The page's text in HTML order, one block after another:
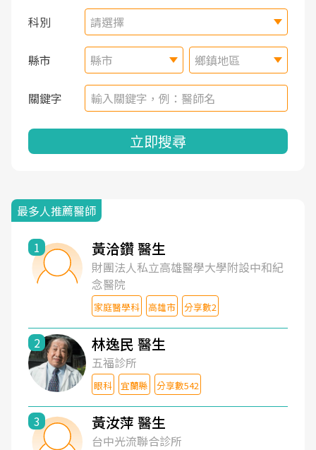
科別 請選擇
縣市 縣市 鄉鎮地區
關鍵字
立即搜尋
最多人推薦醫師
1 黃洽鑽 醫生
財團法人私立高雄醫學大學附設中和紀
念醫院
家庭醫學科 高雄市 分享數2
2 林逸民 醫生
五福診所
眼科 宜蘭縣 分享數542
3 黃汝萍 醫生
台中光流聯合診所